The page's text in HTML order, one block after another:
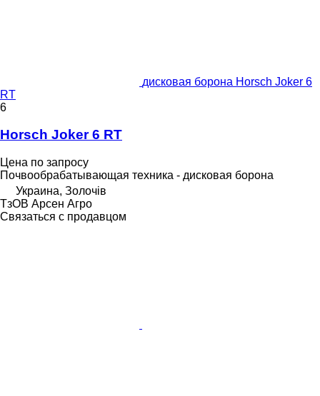
дисковая борона Horsch Joker 6
RT
6
Horsch Joker 6 RT
Цена по запросу
Почвообрабатывающая техника - дисковая борона
Украина, Золочів
ТзОВ Арсен Агро
Связаться с продавцом